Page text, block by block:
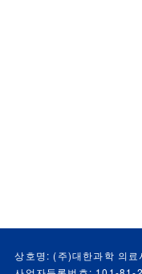
상호명: (주)대한과학 의료